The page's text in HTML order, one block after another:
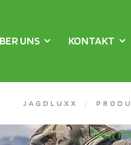
UNS KONTAKT
JAGDLUXX /
New